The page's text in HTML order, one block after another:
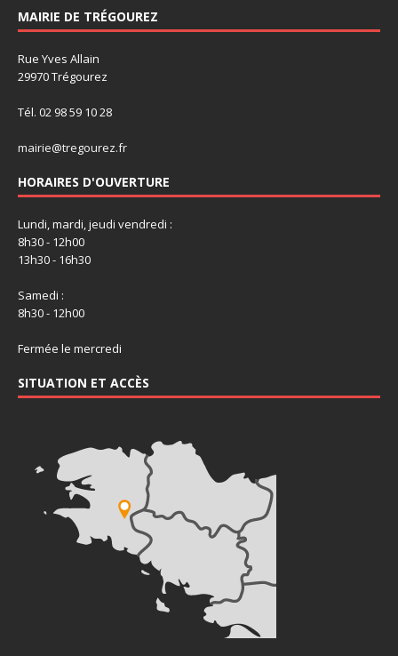
MAIRIE DE TRÉGOUREZ
Rue Yves Allain
29970 Trégourez
Tél. 02 98 59 10 28
mairie@tregourez.fr
HORAIRES D'OUVERTURE
Lundi, mardi, jeudi vendredi :
8h30 - 12h00
13h30 - 16h30
Samedi :
8h30 - 12h00
Fermée le mercredi
SITUATION ET ACCÈS